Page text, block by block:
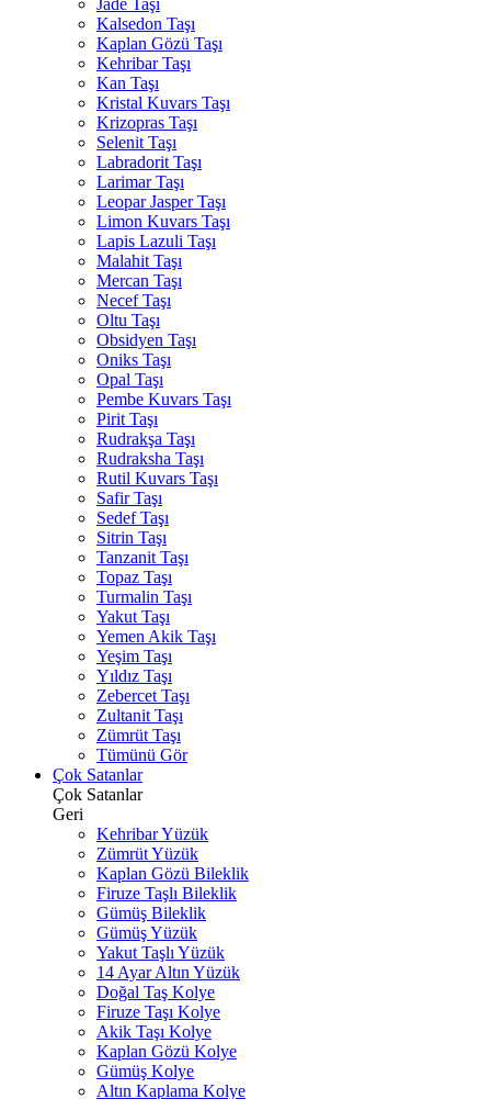
Jade Taşı
Kalsedon Taşı
Kaplan Gözü Taşı
Kehribar Taşı
Kan Taşı
Kristal Kuvars Taşı
Krizopras Taşı
Selenit Taşı
Labradorit Taşı
Larimar Taşı
Leopar Jasper Taşı
Limon Kuvars Taşı
Lapis Lazuli Taşı
Malahit Taşı
Mercan Taşı
Necef Taşı
Oltu Taşı
Obsidyen Taşı
Oniks Taşı
Opal Taşı
Pembe Kuvars Taşı
Pirit Taşı
Rudrakşa Taşı
Rudraksha Taşı
Rutil Kuvars Taşı
Safir Taşı
Sedef Taşı
Sitrin Taşı
Tanzanit Taşı
Topaz Taşı
Turmalin Taşı
Yakut Taşı
Yemen Akik Taşı
Yeşim Taşı
Yıldız Taşı
Zebercet Taşı
Zultanit Taşı
Zümrüt Taşı
Tümünü Gör
Çok Satanlar
Çok Satanlar
Geri
Kehribar Yüzük
Zümrüt Yüzük
Kaplan Gözü Bileklik
Firuze Taşlı Bileklik
Gümüş Bileklik
Gümüş Yüzük
Yakut Taşlı Yüzük
14 Ayar Altın Yüzük
Doğal Taş Kolye
Firuze Taşı Kolye
Akik Taşı Kolye
Kaplan Gözü Kolye
Gümüş Kolye
Altın Kaplama Kolye